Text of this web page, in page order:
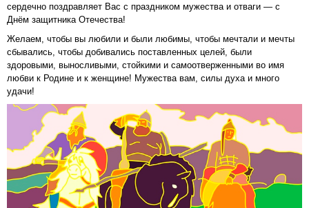
сердечно поздравляет Вас с праздником мужества и отваги — с
Днём защитника Отечества!
Желаем, чтобы вы любили и были любимы, чтобы мечтали и мечты
сбывались, чтобы добивались поставленных целей, были
здоровыми, выносливыми, стойкими и самоотверженными во имя
любви к Родине и к женщине! Мужества вам, силы духа и много
удачи!